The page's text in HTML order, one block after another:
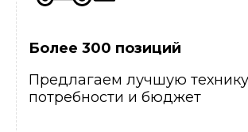
Более 300 позиций
Предлагаем лучшую
потребности и бюджет